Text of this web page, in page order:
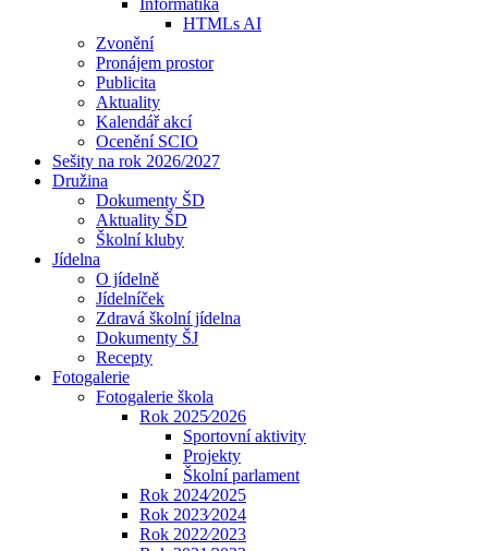
Informatika
HTMLs AI
Zvonění
Pronájem prostor
Publicita
Aktuality
Kalendář akcí
Ocenění SCIO
Sešity na rok 2026/2027
Družina
Dokumenty ŠD
Aktuality ŠD
Školní kluby
Jídelna
O jídelně
Jídelníček
Zdravá školní jídelna
Dokumenty ŠJ
Recepty
Fotogalerie
Fotogalerie škola
Rok 2025⁄2026
Sportovní aktivity
Projekty
Školní parlament
Rok 2024⁄2025
Rok 2023⁄2024
Rok 2022⁄2023